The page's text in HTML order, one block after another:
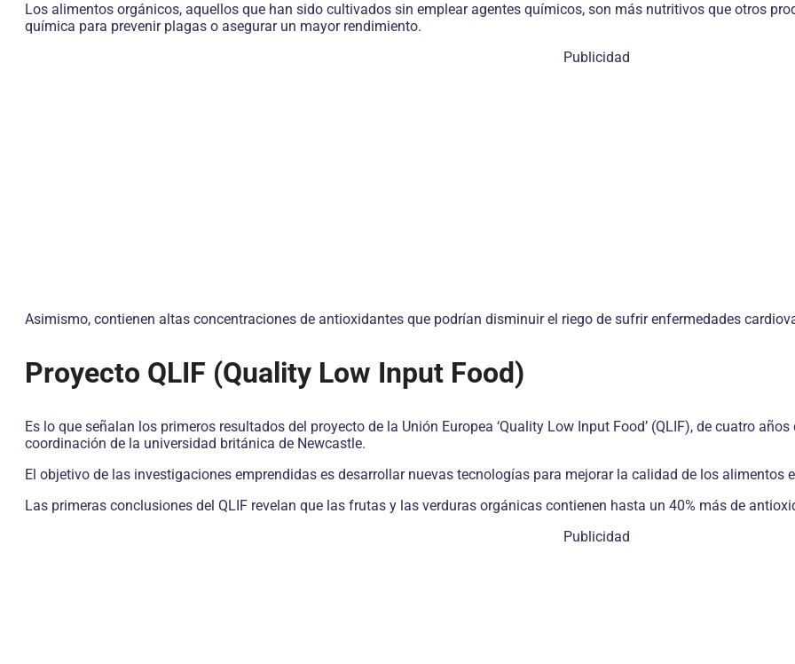
Los alimentos orgánicos, aquellos que han sido cultivados sin emplear agentes químicos, son más nutritivos que otros
química para prevenir plagas o asegurar un mayor rendimiento.
Publicidad
Asimismo, contienen altas concentraciones de antioxidantes que podrían disminuir el riego de sufrir enfermedades
Proyecto QLIF (Quality Low Input Food)
Es lo que señalan los primeros resultados del proyecto de la Unión Europea ‘Quality Low Input Food’ (QLIF), de cuatro
coordinación de la universidad británica de Newcastle.
El objetivo de las investigaciones emprendidas es desarrollar nuevas tecnologías para mejorar la calidad de los alimentos
Las primeras conclusiones del QLIF revelan que las frutas y las verduras orgánicas contienen hasta un 40% más de
Publicidad